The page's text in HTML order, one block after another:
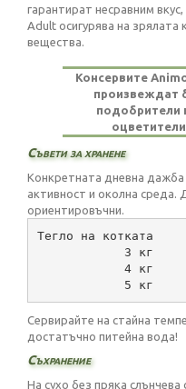
гарантират несравним
Adult осигурява на зрялата
вещества.
Консервите
произвеждат
подобрители
Съвети за хранене
Конкретната дневна
активност и околна среда.
ориентировъчни.
Тегло на котката
3 кг
4 кг
5 кг
Сервирайте на стайна
достатъчно питейна вода!
Съхранение
На сухо без пряка